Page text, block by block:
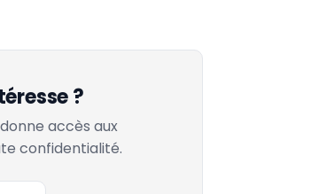
?
accès aux
confidentialité.